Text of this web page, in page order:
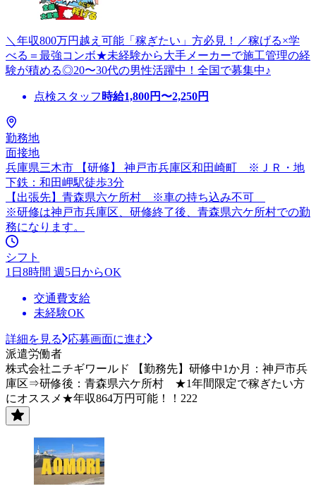
＼年収800万円越え可能「稼ぎたい」方必見！／稼げる×学
べる＝最強コンボ★未経験から大手メーカーで施工管理の経
験が積める◎20〜30代の男性活躍中！全国で募集中♪
点検スタッフ 時給1,800円〜2,250円
勤務地
面接地
兵庫県三木市 【研修】 神戸市兵庫区和田崎町 ※ＪＲ・地
下鉄：和田岬駅徒歩3分
【出張先】青森県六ケ所村 ※車の持ち込み不可
※研修は神戸市兵庫区、研修終了後、青森県六ケ所村での勤
務になります。
シフト
1日8時間 週5日からOK
交通費支給
未経験OK
詳細を見る
応募画面に進む
派遣労働者
株式会社ニチギワールド 【勤務先】研修中1か月：神戸市兵
庫区⇒研修後：青森県六ケ所村 ★1年間限定で稼ぎたい方
にオススメ★年収864万円可能！！222